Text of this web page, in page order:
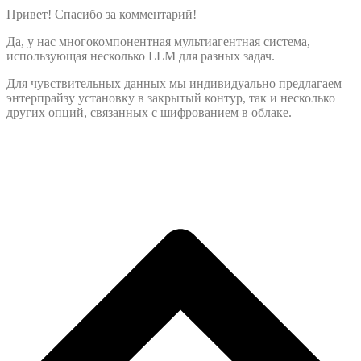
Привет! Спасибо за комментарий!
Да, у нас многокомпонентная мультиагентная система,
использующая несколько LLM для разных задач.
Для чувствительных данных мы индивидуально предлагаем
энтерпрайзу установку в закрытый контур, так и несколько
других опций, связанных с шифрованием в облаке.